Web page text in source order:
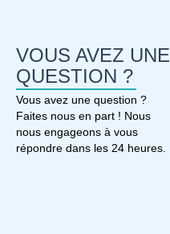
VOUS AVEZ UNE
QUESTION ?
Vous avez une question ?
Faites nous en part ! Nous
nous engageons à vous
répondre dans les 24 heures.